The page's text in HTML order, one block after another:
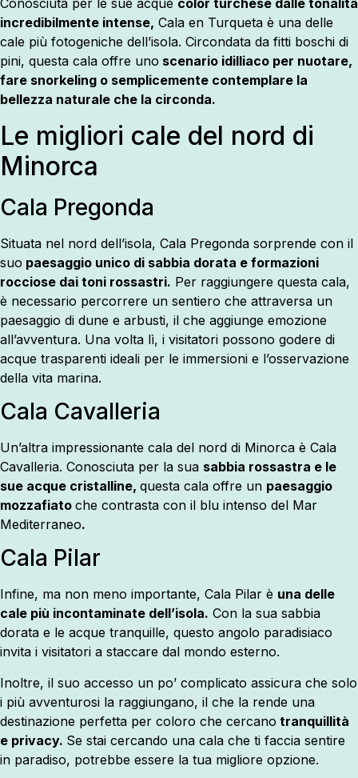
Conosciuta per le sue acque color turchese dalle tonalità
incredibilmente intense, Cala en Turqueta è una delle
cale più fotogeniche dell’isola. Circondata da fitti boschi di
pini, questa cala offre uno scenario idilliaco per nuotare,
fare snorkeling o semplicemente contemplare la
bellezza naturale che la circonda.
Le migliori cale del nord di
Minorca
Cala Pregonda
Situata nel nord dell’isola, Cala Pregonda sorprende con il
suo paesaggio unico di sabbia dorata e formazioni
rocciose dai toni rossastri. Per raggiungere questa cala,
è necessario percorrere un sentiero che attraversa un
paesaggio di dune e arbusti, il che aggiunge emozione
all’avventura. Una volta lì, i visitatori possono godere di
acque trasparenti ideali per le immersioni e l’osservazione
della vita marina.
Cala Cavalleria
Un’altra impressionante cala del nord di Minorca è Cala
Cavalleria. Conosciuta per la sua sabbia rossastra e le
sue acque cristalline, questa cala offre un paesaggio
mozzafiato che contrasta con il blu intenso del Mar
Mediterraneo.
Cala Pilar
Infine, ma non meno importante, Cala Pilar è una delle
cale più incontaminate dell’isola. Con la sua sabbia
dorata e le acque tranquille, questo angolo paradisiaco
invita i visitatori a staccare dal mondo esterno.
Inoltre, il suo accesso un po’ complicato assicura che solo
i più avventurosi la raggiungano, il che la rende una
destinazione perfetta per coloro che cercano tranquillità
e privacy. Se stai cercando una cala che ti faccia sentire
in paradiso, potrebbe essere la tua migliore opzione.